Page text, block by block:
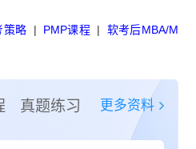
策略 | PMP课程| 软考后MBA/M
真题练习 更多资料